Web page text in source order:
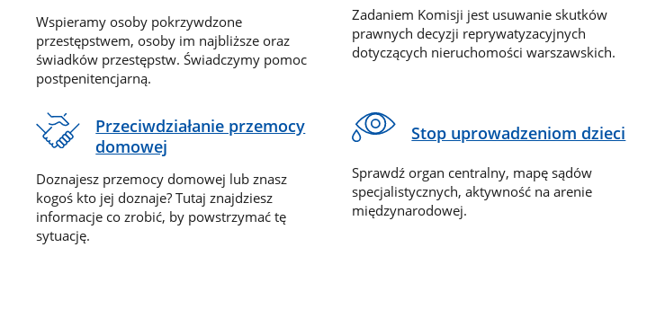
Wspieramy osoby pokrzywdzone
przestępstwem, osoby im najbliższe oraz
świadków przestępstw. Świadczymy pomoc
postpenitencjarną.
Zadaniem Komisji jest usuwanie skutków
prawnych decyzji reprywatyzacyjnych
dotyczących nieruchomości warszawskich.
Przeciwdziałanie przemocy
domowej
Doznajesz przemocy domowej lub znasz
kogoś kto jej doznaje? Tutaj znajdziesz
informacje co zrobić, by powstrzymać tę
sytuację.
Stop uprowadzeniom dzieci
Sprawdź organ centralny, mapę sądów
specjalistycznych, aktywność na arenie
międzynarodowej.